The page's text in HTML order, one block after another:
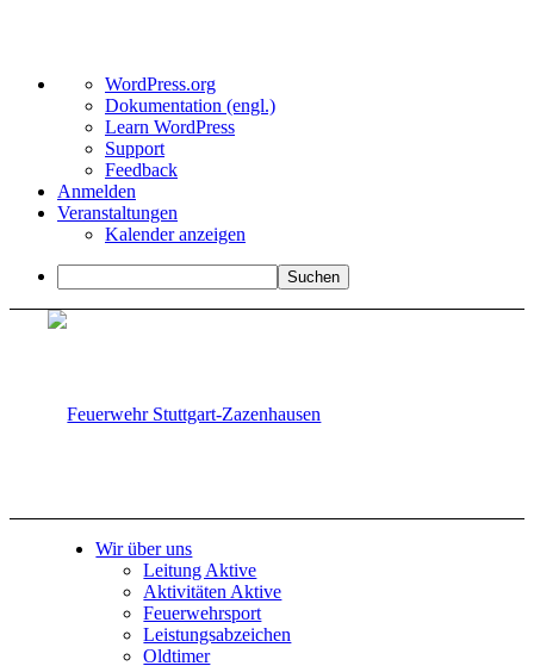
Über
WordPress
WordPress.org
Dokumentation (engl.)
Learn WordPress
Support
Feedback
Anmelden
Veranstaltungen
Kalender anzeigen
Suchen
Wir über uns
Leitung Aktive
Aktivitäten Aktive
Feuerwehrsport
Leistungsabzeichen
Oldtimer